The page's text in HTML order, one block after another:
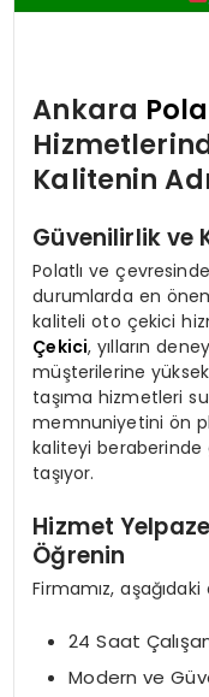
Ankara
Kalitenin
Güvenilirlik ve
Polatlı ve
durumlarda en
kaliteli oto çekici
Çekici, yılların
müşterilerine
taşıma hizmetleri
memnuniyetini ön
kaliteyi beraberinde
taşıyor.
Hizmet
Öğrenin
Firmamız,
24 Saat
Modern ve